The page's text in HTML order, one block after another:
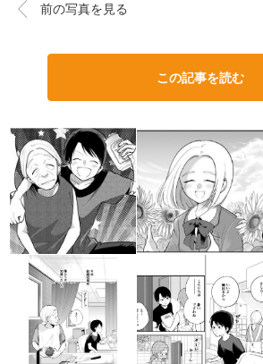
前の写真を見る
この記事を読む